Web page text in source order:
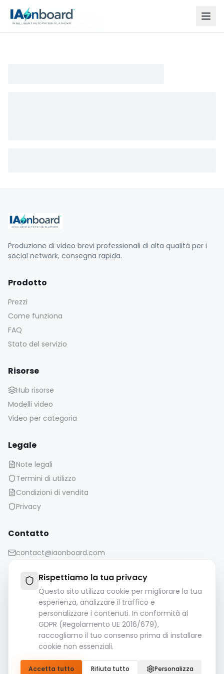
Rispettiamo la tua privacy
Questo sito utilizza cookie per migliorare la tua
esperienza, analizzare il traffico e
personalizzare i contenuti. In conformità al
GDPR (Regolamento UE 2016/679),
raccogliamo il tuo consenso prima di installare
cookie non essenziali.
Accetta tutto Rifiuta tutto Personalizza
Produzione di video brevi professionali di alta qualità per i
social network, consegna rapida.
Prodotto
Prezzi
Come funziona
FAQ
Stato del servizio
Risorse
Hub risorse
Modelli video
Video per categoria
Legale
Note legali
Termini di utilizzo
Condizioni di vendita
Privacy
Contatto
contact@iaonboard.com
Politica di conservazione:
I file multimediali (immagini, video, file audio, ecc.)
vengono conservati per 14 giorni.